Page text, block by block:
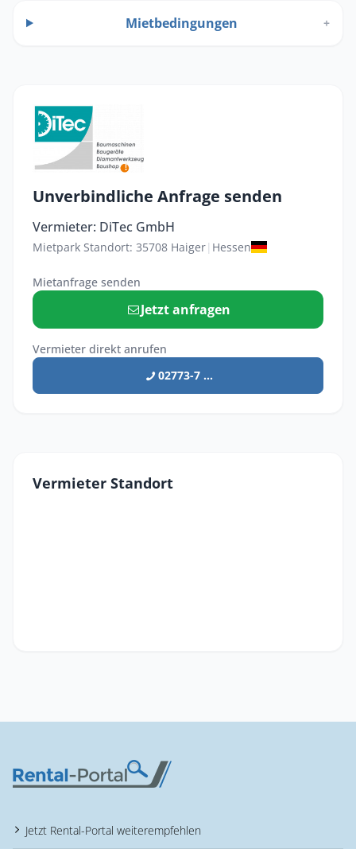
Mietbedingungen +
Unverbindliche Anfrage senden
Vermieter: DiTec GmbH
Mietpark Standort: 35708 Haiger| Hessen
Mietanfrage senden
Jetzt anfragen
Vermieter direkt anrufen
02773-7 ...
Vermieter Standort
Jetzt Rental-Portal weiterempfehlen